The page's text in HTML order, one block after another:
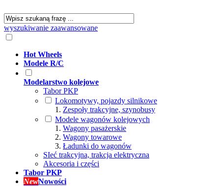
wyszukiwanie zaawansowane
Hot Wheels
Modele R/C
Modelarstwo kolejowe
Tabor PKP
Lokomotywy, pojazdy silnikowe
Zespoły trakcyjne, szynobusy
Modele wagonów kolejowych
Wagony pasażerskie
Wagony towarowe
Ładunki do wagonów
SIeć trakcyjna, trakcja elektryczna
Akcesoria i części
Tabor PKP
NewNowości